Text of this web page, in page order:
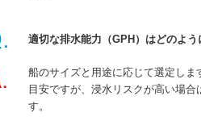
適切な排水能力（GPH）はどのよう
船のサイズと用途に応じて選定し
目安ですが、浸水リスクが高い場
す。